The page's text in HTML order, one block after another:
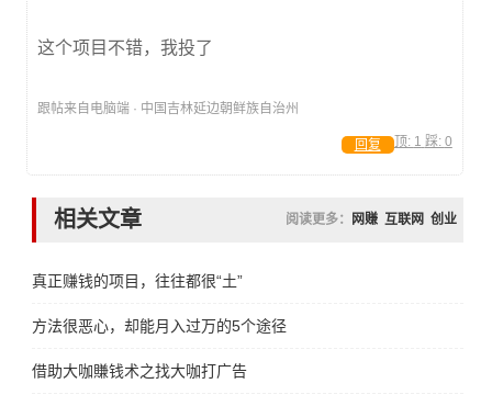
这个项目不错，我投了
跟帖来自电脑端 · 中国吉林延边朝鲜族自治州
顶: 1 踩: 0
回复
相关文章 阅读更多： 网赚 互联网 创业
真正赚钱的项目，往往都很“土”
方法很恶心，却能月入过万的5个途径
借助大咖賺钱术之找大咖打广告